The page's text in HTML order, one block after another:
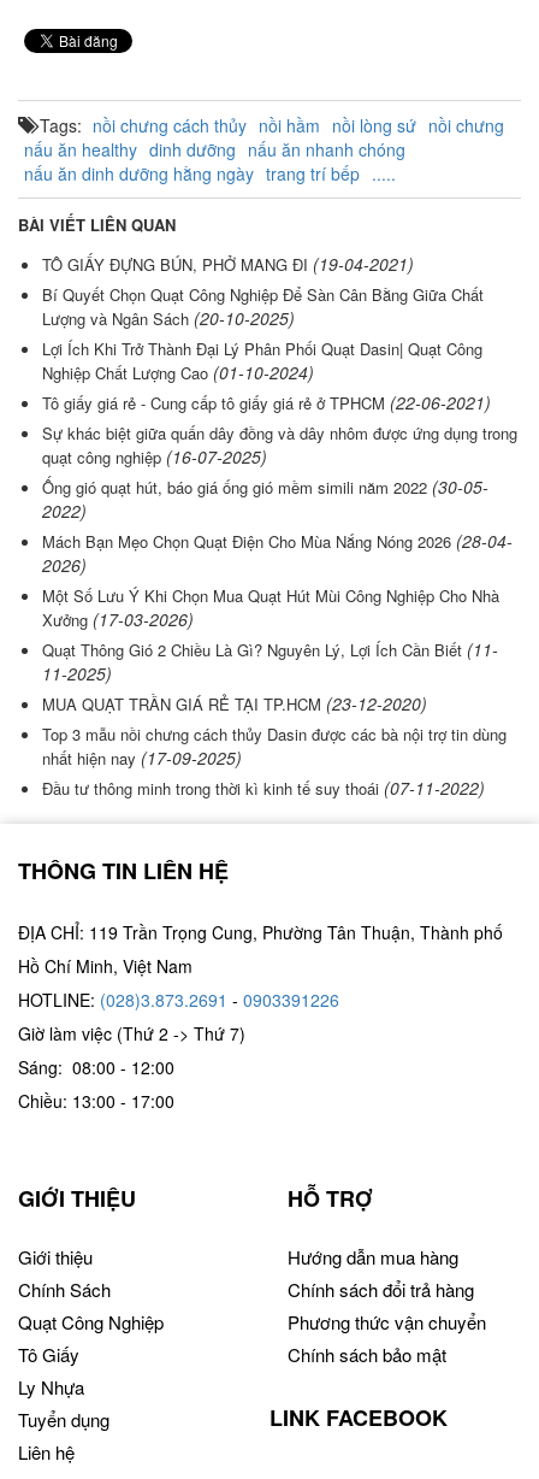
Tags: nồi chưng cách thủy nồi hầm nồi lòng sứ nồi chưng
nấu ăn healthy dinh dưỡng nấu ăn nhanh chóng
nấu ăn dinh dưỡng hằng ngày trang trí bếp .....
BÀI VIẾT LIÊN QUAN
TÔ GIẤY ĐỰNG BÚN, PHỞ MANG ĐI (19-04-2021)
Bí Quyết Chọn Quạt Công Nghiệp Để Sàn Cân Bằng Giữa Chất
Lượng và Ngân Sách (20-10-2025)
Lợi Ích Khi Trở Thành Đại Lý Phân Phối Quạt Dasin| Quạt Công
Nghiệp Chất Lượng Cao (01-10-2024)
Tô giấy giá rẻ - Cung cấp tô giấy giá rẻ ở TPHCM (22-06-2021)
Sự khác biệt giữa quấn dây đồng và dây nhôm được ứng dụng trong
quạt công nghiệp (16-07-2025)
Ống gió quạt hút, báo giá ống gió mềm simili năm 2022 (30-05-
2022)
Mách Bạn Mẹo Chọn Quạt Điện Cho Mùa Nắng Nóng 2026 (28-04-
2026)
Một Số Lưu Ý Khi Chọn Mua Quạt Hút Mùi Công Nghiệp Cho Nhà
Xưởng (17-03-2026)
Quạt Thông Gió 2 Chiều Là Gì? Nguyên Lý, Lợi Ích Cần Biết (11-
11-2025)
MUA QUẠT TRẦN GIÁ RẺ TẠI TP.HCM (23-12-2020)
Top 3 mẫu nồi chưng cách thủy Dasin được các bà nội trợ tin dùng
nhất hiện nay (17-09-2025)
Đầu tư thông minh trong thời kì kinh tế suy thoái (07-11-2022)
THÔNG TIN LIÊN HỆ
ĐỊA CHỈ: 119 Trần Trọng Cung, Phường Tân Thuận, Thành phố
Hồ Chí Minh, Việt Nam
HOTLINE: (028)3.873.2691 - 0903391226
Giờ làm việc (Thứ 2 -> Thứ 7)
Sáng: 08:00 - 12:00
Chiều: 13:00 - 17:00
GIỚI THIỆU
Giới thiệu
Chính Sách
Quạt Công Nghiệp
Tô Giấy
Ly Nhựa
Tuyển dụng
Liên hệ
HỖ TRỢ
Hướng dẫn mua hàng
Chính sách đổi trả hàng
Phương thức vận chuyển
Chính sách bảo mật
LINK FACEBOOK